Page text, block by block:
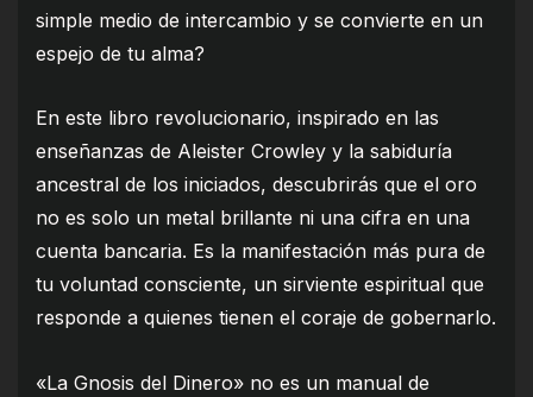
simple medio de intercambio y se convierte en un
espejo de tu alma?
En este libro revolucionario, inspirado en las
enseñanzas de Aleister Crowley y la sabiduría
ancestral de los iniciados, descubrirás que el oro
no es solo un metal brillante ni una cifra en una
cuenta bancaria. Es la manifestación más pura de
tu voluntad consciente, un sirviente espiritual que
responde a quienes tienen el coraje de gobernarlo.
«La Gnosis del Dinero» no es un manual de